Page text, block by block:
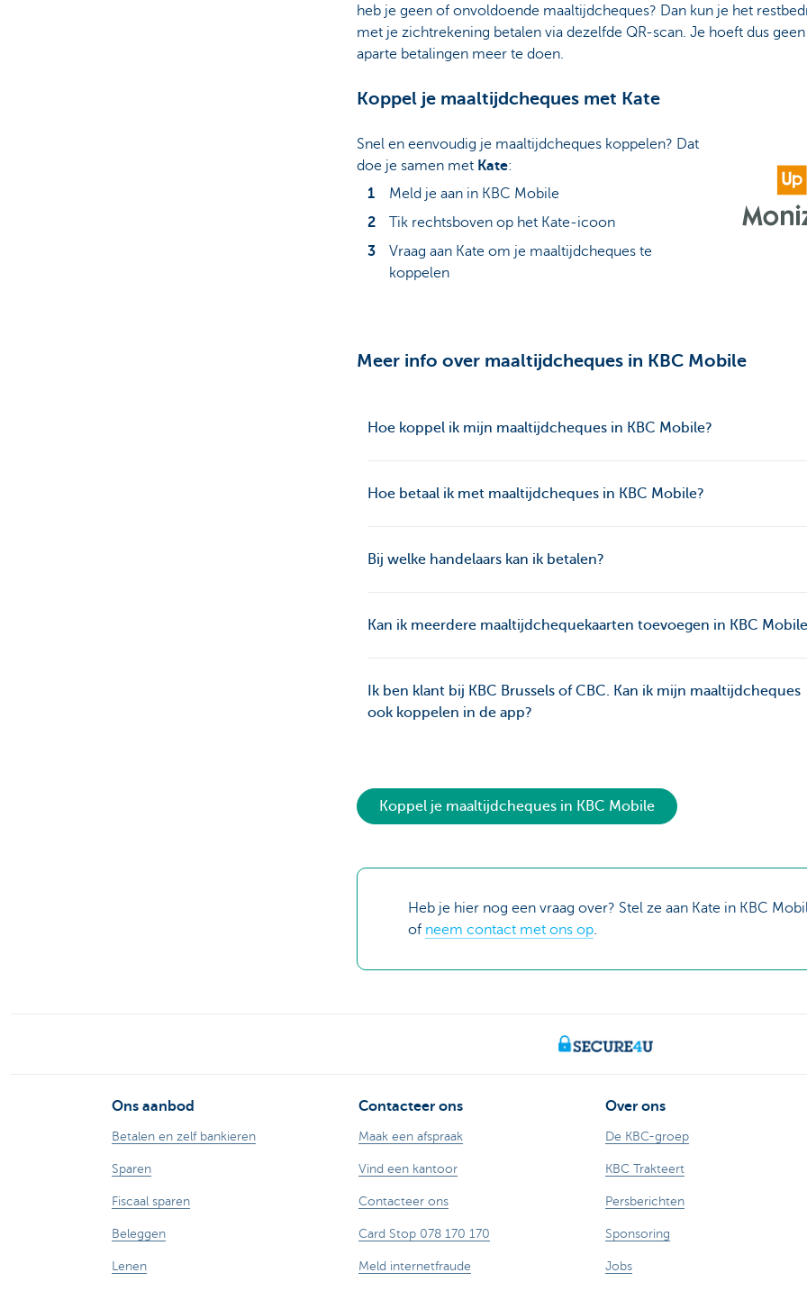
heb je geen of onvoldoende maaltijdcheques? Dan kun je het
met je zichtrekening betalen via dezelfde QR-scan. Je hoeft dus
aparte betalingen meer te doen.
Koppel je maaltijdcheques met Kate
Snel en eenvoudig je maaltijdcheques koppelen? Dat
doe je samen met Kate:
Meld je aan in KBC Mobile
Tik rechtsboven op het Kate-icoon
Vraag aan Kate om je maaltijdcheques te
koppelen
Meer info over maaltijdcheques in KBC Mobile
Hoe koppel ik mijn maaltijdcheques in KBC Mobile?
Hoe betaal ik met maaltijdcheques in KBC Mobile?
Bij welke handelaars kan ik betalen?
Kan ik meerdere maaltijdchequekaarten toevoegen in KBC
Ik ben klant bij KBC Brussels of CBC. Kan ik mijn maaltijdcheques
ook koppelen in de app?
Koppel je maaltijdcheques in KBC Mobile
Heb je hier nog een vraag over? Stel ze aan Kate in KBC
of neem contact met ons op.
Ons aanbod
Betalen en zelf bankieren
Sparen
Fiscaal sparen
Beleggen
Lenen
Contacteer ons
Maak een afspraak
Vind een kantoor
Contacteer ons
Card Stop 078 170 170
Meld internetfraude
Over ons
De KBC-groep
KBC Trakteert
Persberichten
Sponsoring
Jobs